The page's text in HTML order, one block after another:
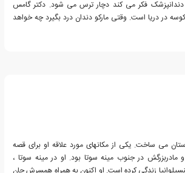
دندانپزشک فکر می کند دچار ترس می شود. دکتر گامس
در دریا است. وقتی مارکو دندان درد بگیرد چه خواهد
می ساخت. یکی از مکانهای مورد علاقه او برای قصه
مادربزرگش در جنوب مینه سوتا بود. او در مینه سوتا ،